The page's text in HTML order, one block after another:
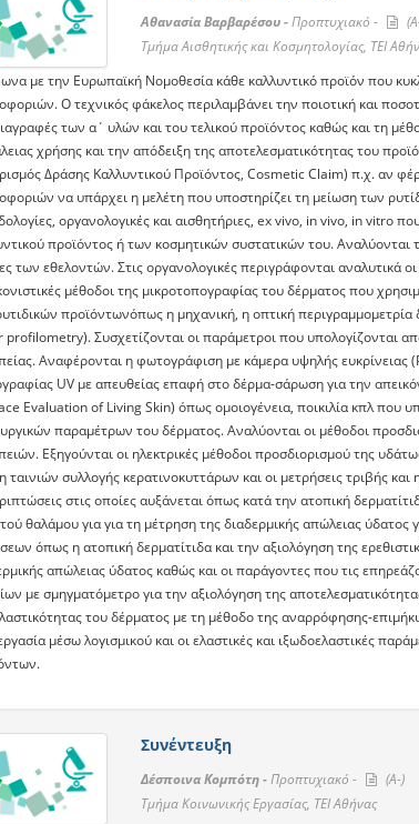
Αθανασία Βαρβαρέσου -Προπτυχιακό -
Τμήμα Αισθητικής και Κοσμητολογίας, ΤΕΙ
με την Ευρωπαϊκή Νομοθεσία κάθε καλλυντικό προϊόν που
O τεχνικός φάκελος περιλαμβάνει την ποιοτική και
των α΄ υλών και του τελικού προϊόντος καθώς και τη
χρήσης και την απόδειξη της αποτελεσματικότητας του
Δράσης Kαλλυντικού Προϊόντος, Cosmetic Claim) π.χ. αν
να υπάρχει η μελέτη που υποστηρίζει τη μείωση των
οργανολογικές και αισθητήριες, ex vivo, in vivo, in vitro
προϊόντος ή των κοσμητικών συστατικών του.
των εθελοντών. Στις οργανολογικές περιγράφονται αναλυτικά
μέθοδοι της μικροτοπογραφίας του δέρματος που
προϊόντωνόπως η μηχανική, η οπτική
profilometry). Συσχετίζονται οι παράμετροι που υπολογίζονται
Αναφέρονται η φωτογράφιση με κάμερα υψηλής
UV με απευθείας επαφή στο δέρμα-σάρωση για την
Evaluation of Living Skin) όπως ομοιογένεια, ποικιλία κπλ που
παραμέτρων του δέρματος. Αναλύονται οι μέθοδοι
Εξηγούνται οι ηλεκτρικές μέθοδοι προσδιορισμού της
ταινιών συλλογής κερατινοκυττάρων και οι μετρήσεις τριβής
στις οποίες αυξάνεται όπως κατά την ατοπική
θαλάμου για για τη μέτρηση της διαδερμικής απώλειας
όπως η ατοπική δερματίτιδα και την αξιολόγηση της
απώλειας ύδατος καθώς και οι παράγοντες που τις
με σμηγματόμετρο για την αξιολόγηση της
του δέρματος με τη μέθοδο της αναρρόφησης-
μέσω λογισμικού και οι ελαστικές και ιξωδοελαστικές
Συνέντευξη
Δέσποινα Κομπότη -Προπτυχιακό -
(A-)
Τμήμα Κοινωνικής Εργασίας, ΤΕΙ Αθήνας